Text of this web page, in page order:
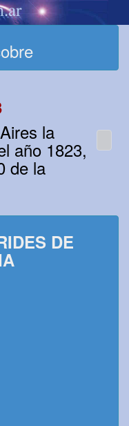
la
año 1823,
de la
DE